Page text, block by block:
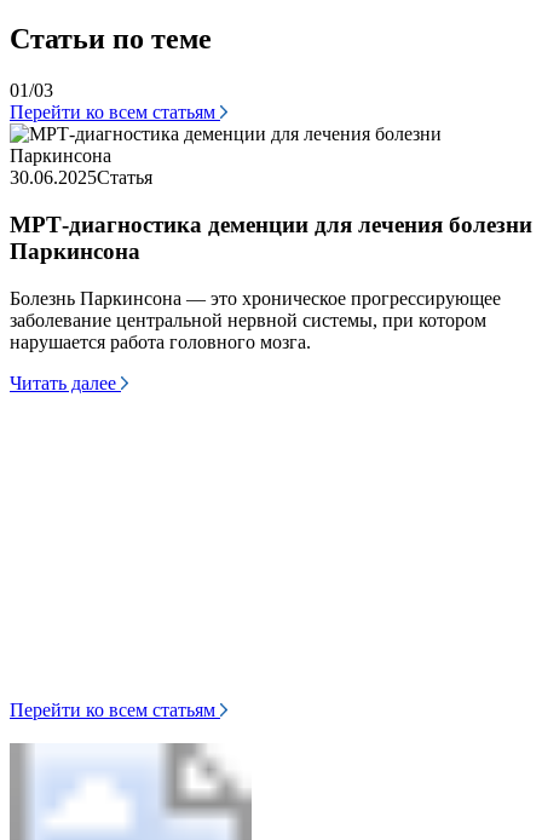
Статьи по теме
01/03
Перейти ко всем статьям
30.06.2025Статья
МРТ-диагностика деменции для лечения болезни
Паркинсона
Болезнь Паркинсона — это хроническое прогрессирующее
заболевание центральной нервной системы, при котором
нарушается работа головного мозга.
Читать далее
Перейти ко всем статьям